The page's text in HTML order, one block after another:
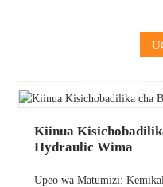
Kiinua
Hydraulic Wima
Upeo wa Matumizi: